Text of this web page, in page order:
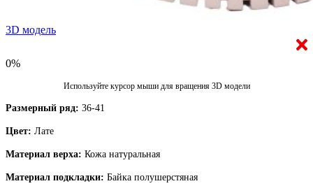
3D модель
0%
Используйте курсор мыши для вращения 3D модели
Размерный ряд: 36-41
Цвет: Лате
Материал верха: Кожа натуральная
Материал подкладки: Байка полушерстяная